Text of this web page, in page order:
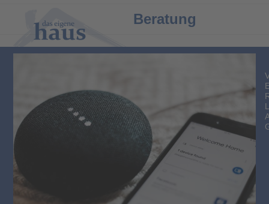
mobile
menu
mobile
menu
Beratung
L